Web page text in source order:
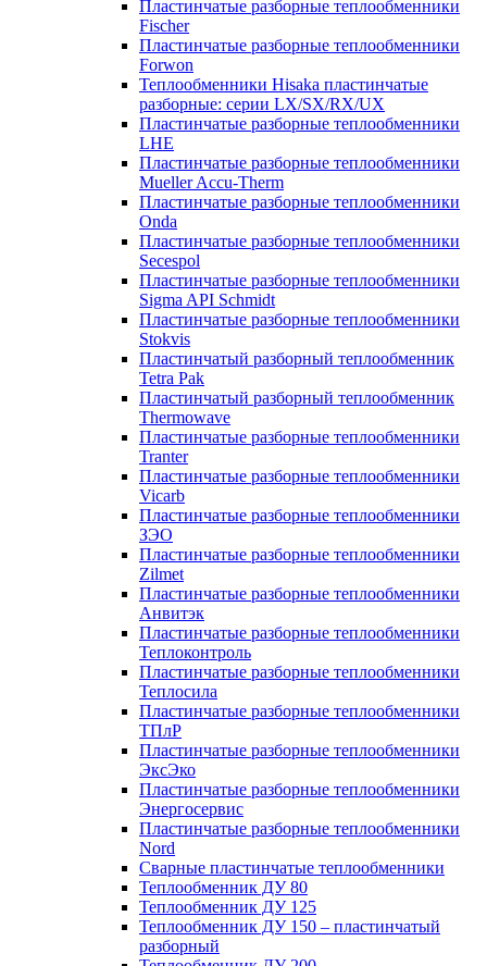
Пластинчатые разборные теплообменники
Fischer
Пластинчатые разборные теплообменники
Forwon
Теплообменники Hisaka пластинчатые
разборные: серии LX/SX/RX/UX
Пластинчатые разборные теплообменники
LHE
Пластинчатые разборные теплообменники
Mueller Accu-Therm
Пластинчатые разборные теплообменники
Onda
Пластинчатые разборные теплообменники
Secespol
Пластинчатые разборные теплообменники
Sigma API Schmidt
Пластинчатые разборные теплообменники
Stokvis
Пластинчатый разборный теплообменник
Tetra Pak
Пластинчатый разборный теплообменник
Thermowave
Пластинчатые разборные теплообменники
Tranter
Пластинчатые разборные теплообменники
Vicarb
Пластинчатые разборные теплообменники
ЗЭО
Пластинчатые разборные теплообменники
Zilmet
Пластинчатые разборные теплообменники
Анвитэк
Пластинчатые разборные теплообменники
Теплоконтроль
Пластинчатые разборные теплообменники
Теплосила
Пластинчатые разборные теплообменники
ТПлР
Пластинчатые разборные теплообменники
ЭксЭко
Пластинчатые разборные теплообменники
Энергосервис
Пластинчатые разборные теплообменники
Nord
Сварные пластинчатые теплообменники
Теплообменник ДУ 80
Теплообменник ДУ 125
Теплообменник ДУ 150 – пластинчатый
разборный